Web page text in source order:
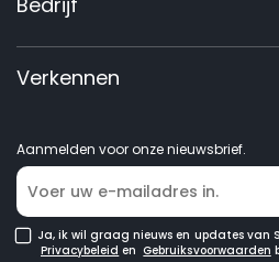
X3 Gen 2
Accessoires
GPS robotmaaiers
Garantieregistratie
Vraag over product
Handleidingen en video's
Over ons
Elite Lab
Waar te koop
Verkennen
Aanmelden voor onze nieuwsbrief.
Ja, ik wil graag nieuws en updates van
Privacybeleid en Gebruiksvoorwaarden